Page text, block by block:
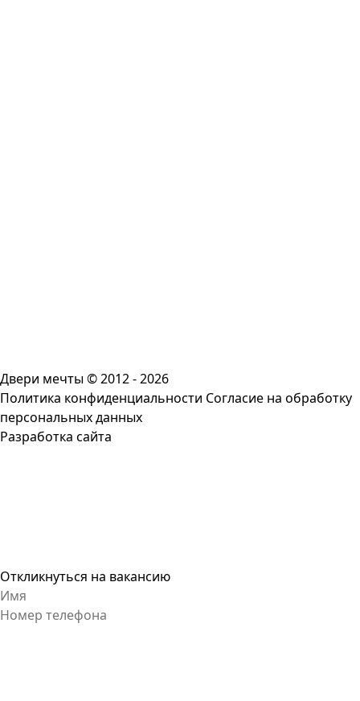
Двери мечты © 2012 - 2026
Политика конфиденциальности Согласие на обработку
персональных данных
Разработка сайта
Откликнуться на вакансию